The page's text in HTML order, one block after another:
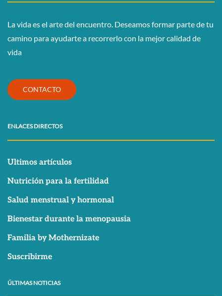
La vida es el arte del encuentro. Deseamos formar parte de tu
camino para ayudarte a recorrerlo con la mejor calidad de
vida
CONTACTO
ENLACES DIRECTOS
Ultimos artículos
Nutrición para la fertilidad
Salud menstrual y hormonal
Bienestar durante la menopausia
Familia by Mothernizate
Suscribirme
ÚLTIMAS NOTICIAS